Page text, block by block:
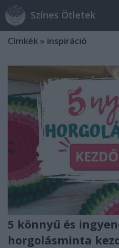
Színes Ötletek
Címkék » inspiráció
5 könnyű és
horgolásminta